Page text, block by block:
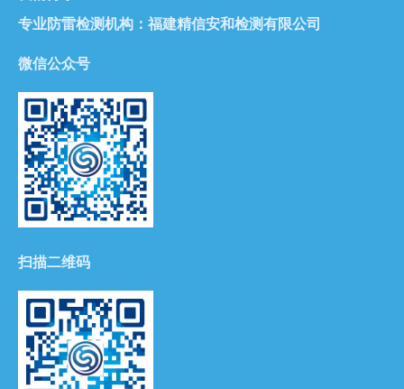
专业防雷检测机构： 福建精信安和检测有限公司
微信公众号
扫描二维码